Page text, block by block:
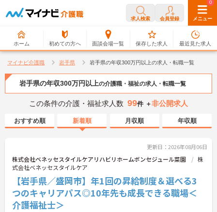
求人検索 会員登録 メニュー
ホーム 初めての方へ 面談会場一覧
0
保存した求人
0
最近見た求人
マイナビ介護職 岩手県 岩手県の年収300万円以上の求人・転職一覧
岩手県の年収300万円以上の介護職・福祉の求人・転職一覧
この条件の介護・福祉求人数 99件 ＋非公開求人
おすすめ順 新着順 月収順 年収順
更新日：2026年08月06日
株式会社ベネッセスタイルケアリハビリホームボンセジュール菜園
株
式会社ベネッセスタイルケア
【岩手県／盛岡市】年1回の昇給制度＆選べる3
つのキャリアパス◎10年先も成長できる職場＜
介護福祉士＞